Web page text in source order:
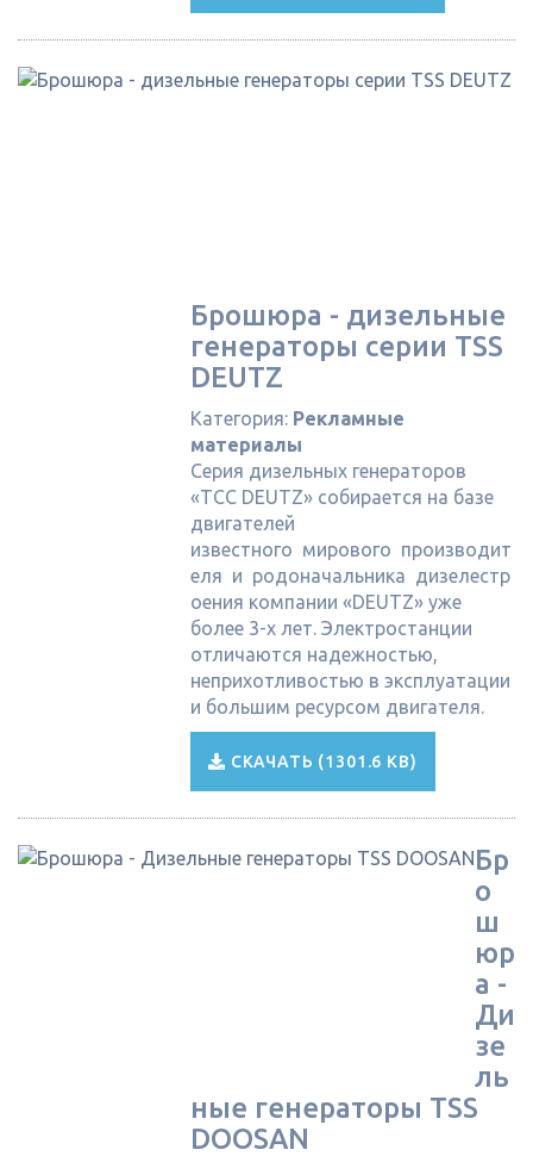
Брошюра - дизельные
генераторы серии TSS
DEUTZ
Категория: Рекламные
материалы
Серия дизельных генераторов
«ТСС DEUTZ» собирается на базе
двигателей
известного мирового производит
еля и родоначальника дизелестр
оения компании «DEUTZ» уже
более 3-х лет. Электростанции
отличаются надежностью,
неприхотливостью в эксплуатации
и большим ресурсом двигателя.
СКАЧАТЬ (1301.6 KB)
Бр
о
ш
юр
а -
Ди
зе
ль
ные генераторы TSS
DOOSAN